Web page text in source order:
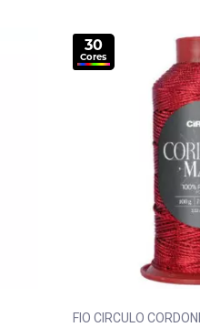
30
Cores
FIO CIRCULO